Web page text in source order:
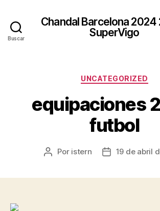
Buscar
Chandal Barcelona 2024
SuperVigo
Categorías
UNCATEGORIZED
equipaciones
futbol
Autor
Por istern
Fecha19 de abril